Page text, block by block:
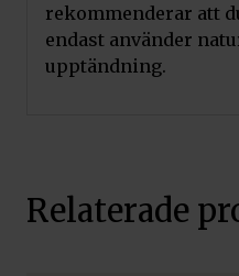
rekommenderar att
endast använder
upptändning.
Relaterade